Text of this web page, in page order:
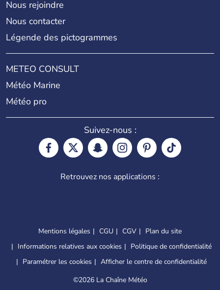
Nous rejoindre
Nous contacter
Légende des pictogrammes
METEO CONSULT
Météo Marine
Météo pro
Suivez-nous :
Retrouvez nos applications :
Mentions légales CGU CGV
Plan du site
Informations relatives aux cookies
Politique de confidentialité
Paramétrer les cookies
Afficher le centre de confidentialité
©2026 La Chaîne Météo